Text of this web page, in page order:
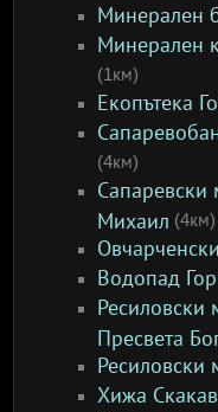
Минерален
Минерален
(1км)
Екопътека
(4км)
Сапаревски
Михаил (4км)
Водопад
Ресиловски
Пресвета
Ресиловски
Хижа